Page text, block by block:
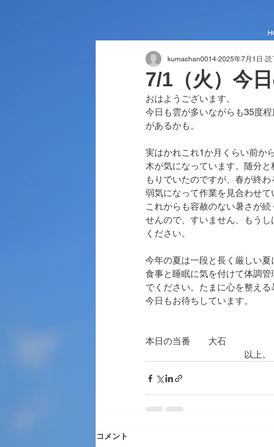
7/1（火）今
kumachan0014 2025年7月1日 読
おはようございます。
今日も雲が多いながらも35度
があるかも。
実はかれこれ1か月くらい前か
木が気になっています。随分
もりでいたのですが、春が終
弱気になって作業を見合わせて
これからも容赦のない暑さが
せんので、すいません、もう
ください。
今年の夏は一段と長く厳しい夏
食事と睡眠に気を付けて体調
でください。たまに心を整える
今日もお待ちしています。
本日の当番　　大石
以上。
コメント